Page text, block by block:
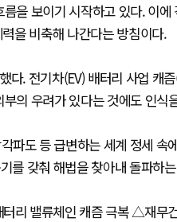
을 보이기 시작하고 있다. 이
을 비축해 나간다는 방침이다.
다. 전기차(EV) 배터리 사업 캐
의 우려가 있다는 것에도 인식
파도 등 급변하는 세계 정세 속
를 갖춰 해법을 찾아내 돌파하
리 밸류체인 캐즘 극복 △재무